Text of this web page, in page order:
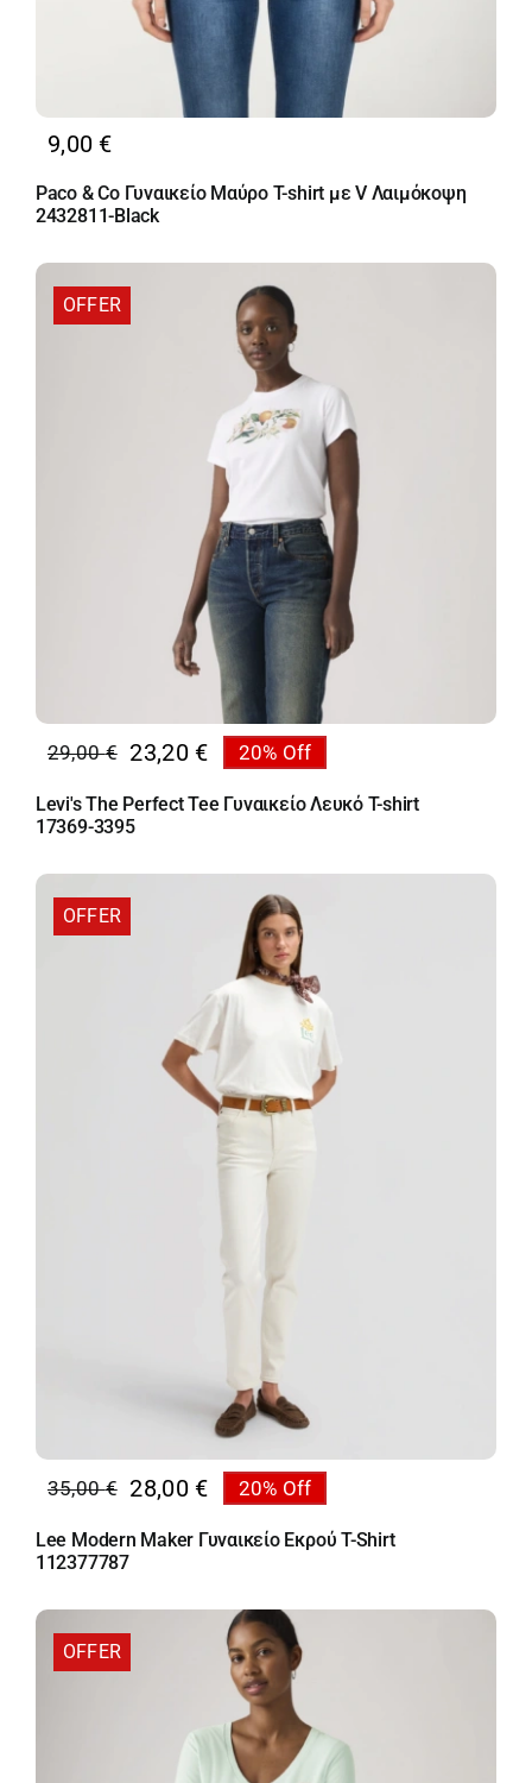
9,00 €
Paco & Co Γυναικείο Μαύρο T-shirt με V Λαιμόκοψη
2432811-Black
OFFER
29,00€
Original
price
was:
23,20 €
Η
τρέχουσα
τιμή
23,20 €.
20% Off
Levi's The Perfect Tee Γυναικείο Λευκό T-shirt
17369-3395
OFFER
35,00€
Original
price
was:
28,00 €
Η
τρέχουσα
τιμή
28,00 €.
20% Off
Lee Modern Maker Γυναικείο Εκρού T-Shirt
112377787
OFFER